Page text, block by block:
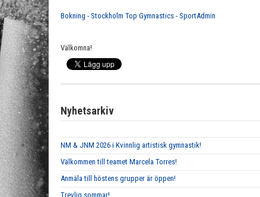
Bokning - Stockholm Top Gymnastics - SportAdmin
Välkomna!
Nyhetsarkiv
NM & JNM 2026 i Kvinnlig artistisk gymnastik!
Välkommen till teamet Marcela Torres!
Anmäla till höstens grupper är öppen!
Trevlig sommar!